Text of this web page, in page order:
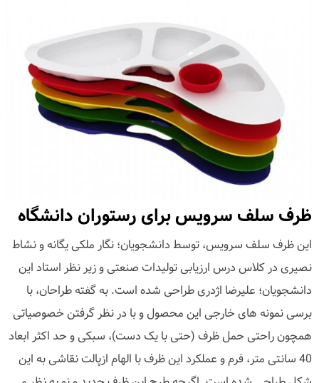
ظرف سلف سرویس برای رستوران دانشگاه
این ظرف سلف سرویس، توسط دانشجویان؛ نگار ملکی یگانه و نشاط
نصیری در کلاس درس ارزیابی تولیدات صنعتی و زیر نظر استاد این
دانشجویان؛ علیرضا اژدری طراحی شده است. به گفته طراحان، با
برسی نمونه های خارجی این محصول و با در نظر گرفتن خصوصیاتی
همچون راحتی حمل ظرف (حتی با یک دست)، سبکی و حد اکثر ابعاد
40 سانتی متر، فرم و عملکرد این ظرف با الهام ازپالت نقاشی به این